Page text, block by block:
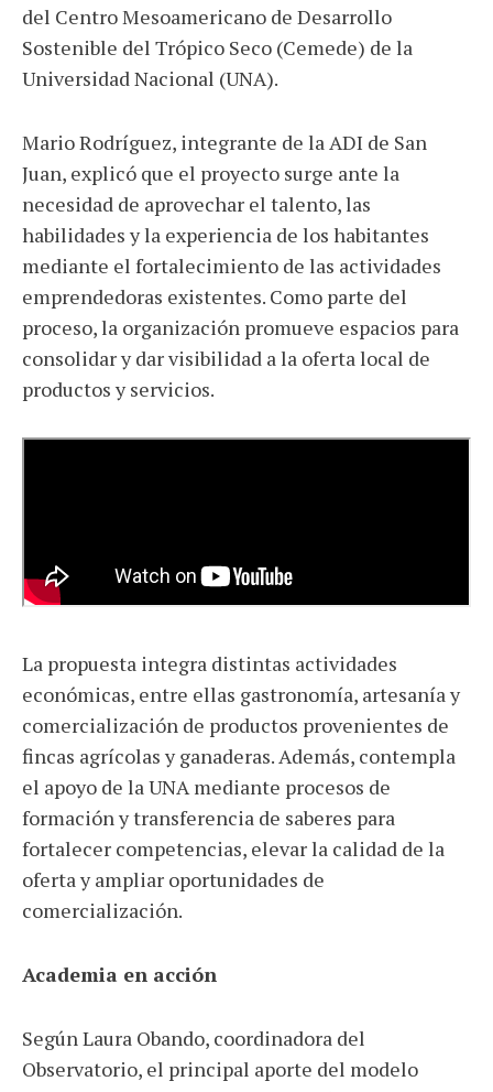
del Centro Mesoamericano de Desarrollo
Sostenible del Trópico Seco (Cemede) de la
Universidad Nacional (UNA).
Mario Rodríguez, integrante de la ADI de San
Juan, explicó que el proyecto surge ante la
necesidad de aprovechar el talento, las
habilidades y la experiencia de los habitantes
mediante el fortalecimiento de las actividades
emprendedoras existentes. Como parte del
proceso, la organización promueve espacios para
consolidar y dar visibilidad a la oferta local de
productos y servicios.
La propuesta integra distintas actividades
económicas, entre ellas gastronomía, artesanía y
comercialización de productos provenientes de
fincas agrícolas y ganaderas. Además, contempla
el apoyo de la UNA mediante procesos de
formación y transferencia de saberes para
fortalecer competencias, elevar la calidad de la
oferta y ampliar oportunidades de
comercialización.
Academia en acción
Según Laura Obando, coordinadora del
Observatorio, el principal aporte del modelo